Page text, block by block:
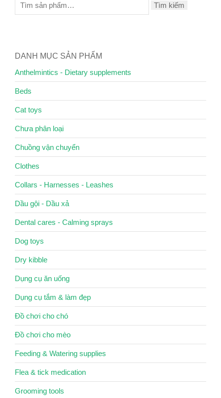
Tìm kiếm
DANH MỤC SẢN PHẨM
Anthelmintics - Dietary supplements
Beds
Cat toys
Chưa phân loại
Chuồng vận chuyển
Clothes
Collars - Harnesses - Leashes
Dầu gội - Dầu xả
Dental cares - Calming sprays
Dog toys
Dry kibble
Dụng cụ ăn uống
Dụng cụ tắm & làm đẹp
Đồ chơi cho chó
Đồ chơi cho mèo
Feeding & Watering supplies
Flea & tick medication
Grooming tools